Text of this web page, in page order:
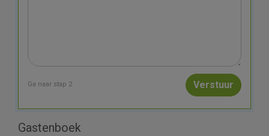
Ga naar stap 2
Gastenboek